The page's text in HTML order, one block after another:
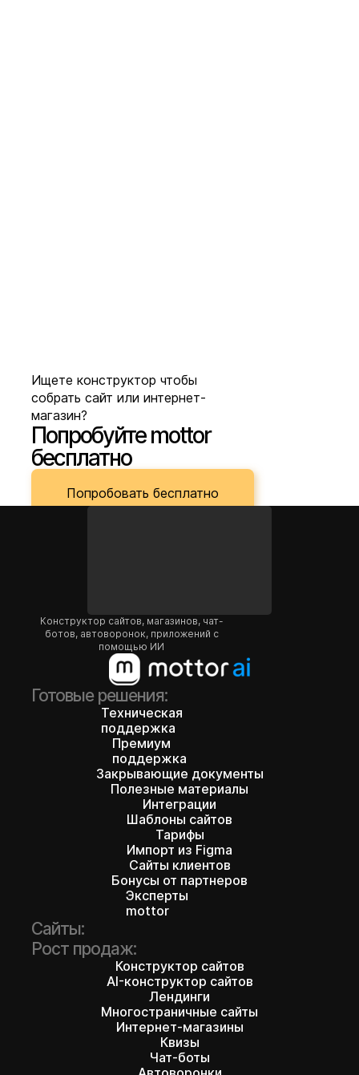
Ищете конструктор чтобы
собрать сайт или интернет-
магазин?
Попробуйте mottor
бесплатно
Попробовать бесплатно
Конструктор сайтов, магазинов, чат-
ботов, автоворонок, приложений с
помощью ИИ
Готовые решения:
Техническая
поддержка
Премиум
поддержка
Закрывающие документы
Полезные материалы
Интеграции
Шаблоны сайтов
Тарифы
Импорт из Figma
Сайты клиентов
Бонусы от партнеров
Эксперты
mottor
Сайты:
Рост продаж:
Конструктор сайтов
AI-конструктор сайтов
Лендинги
Многостраничные сайты
Интернет-магазины
Квизы
Чат-боты